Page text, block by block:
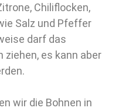
Chiliflocken,
Salz und Pfeffer
darf das
ziehen, es kann aber
wir die Bohnen in